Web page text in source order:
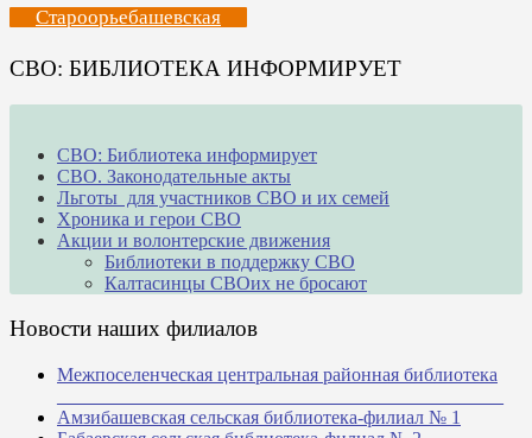
Староорьебашевская
СВО: БИБЛИОТЕКА ИНФОРМИРУЕТ
СВО: Библиотека информирует
СВО. Законодательные акты
Льготы для участников СВО и их семей
Хроника и герои СВО
Акции и волонтерские движения
Библиотеки в поддержку СВО
Калтасинцы СВОих не бросают
Новости наших филиалов
Межпоселенческая центральная районная библиотека
Амзибашевская сельская библиотека-филиал № 1